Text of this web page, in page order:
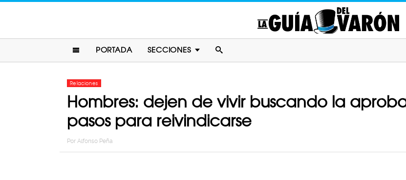
PORTADA SECCIONES
Relaciones
Hombres: dejen de vivir buscando la
pasos para reivindicarse
Por Alfonso Peña